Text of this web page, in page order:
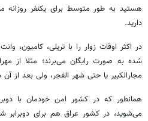
دارید.
در اکثر اوقات زوار را با تریلی، کامیون،
شده به صورت رایگان می‌برند؛ مثلا از
مجارالکبیر یا حتی شهر الفجر، ولی بعد از
همانطور که در کشور امن خودمان با
می‌شوید، در کشور عراق هم برای دوبرابر